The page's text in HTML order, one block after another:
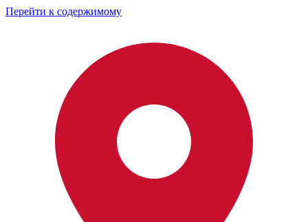
Перейти к содержимому